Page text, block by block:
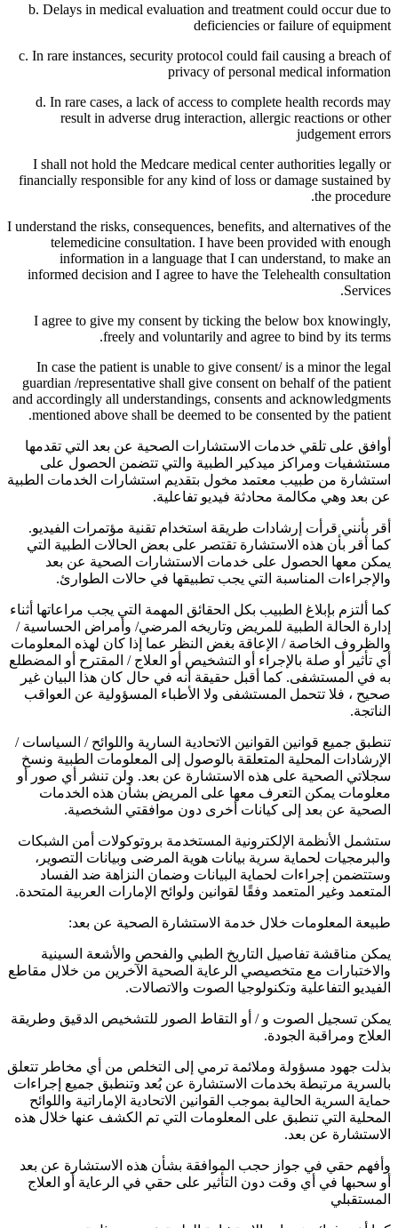
b. Delays in medical evaluation and treatment could occur due to
deficiencies or failure of equipment
c. In rare instances, security protocol could fail causing a breach of
privacy of personal medical information
d. In rare cases, a lack of access to complete health records may
result in adverse drug interaction, allergic reactions or other
judgement errors
I shall not hold the Medcare medical center authorities legally or
financially responsible for any kind of loss or damage sustained by
the procedure.
I understand the risks, consequences, benefits, and alternatives of the
telemedicine consultation. I have been provided with enough
information in a language that I can understand, to make an
informed decision and I agree to have the Telehealth consultation
Services.
I agree to give my consent by ticking the below box knowingly,
freely and voluntarily and agree to bind by its terms.
In case the patient is unable to give consent/ is a minor the legal
guardian /representative shall give consent on behalf of the patient
and accordingly all understandings, consents and acknowledgments
mentioned above shall be deemed to be consented by the patient.
أوافق على تلقي خدمات الاستشارات الصحية عن بعد التي تقدمها
مستشفيات ومراكز ميدكير الطبية والتي تتضمن الحصول على
استشارة من طبيب معتمد مخول بتقديم استشارات الخدمات الطبية
عن بعد وهي مكالمة محادثة فيديو تفاعلية.
أقر بأنني قرأت إرشادات طريقة استخدام تقنية مؤتمرات الفيديو.
كما أقر بأن هذه الاستشارة تقتصر على بعض الحالات الطبية التي
يمكن معها الحصول على خدمات الاستشارات الصحية عن بعد
والإجراءات المناسبة التي يجب تطبيقها في حالات الطوارئ.
كما ألتزم بإبلاغ الطبيب بكل الحقائق المهمة التي يجب مراعاتها أثناء
إدارة الحالة الطبية للمريض وتاريخه المرضي/ وأمراض الحساسية /
والظروف الخاصة / الإعاقة بغض النظر عما إذا كان لهذه المعلومات
أي تأثير أو صلة بالإجراء أو التشخيص أو العلاج / المقترح أو المضطلع
به في المستشفى. كما أقبل حقيقة أنه في حال كان هذا البيان غير
صحيح ، فلا تتحمل المستشفى ولا الأطباء المسؤولية عن العواقب
الناتجة.
تنطبق جميع قوانين القوانين الاتحادية السارية واللوائح / السياسات /
الإرشادات المحلية المتعلقة بالوصول إلى المعلومات الطبية ونسخ
سجلاتي الصحية على هذه الاستشارة عن بعد. ولن تنشر أي صور أو
معلومات يمكن التعرف معها على المريض بشأن هذه الخدمات
الصحية عن بعد إلى كيانات أخرى دون موافقتي الشخصية.
ستشمل الأنظمة الإلكترونية المستخدمة بروتوكولات أمن الشبكات
والبرمجيات لحماية سرية بيانات هوية المرضى وبيانات التصوير،
وستتضمن إجراءات لحماية البيانات وضمان النزاهة ضد الفساد
المتعمد وغير المتعمد وفقًا لقوانين ولوائح الإمارات العربية المتحدة.
طبيعة المعلومات خلال خدمة الاستشارة الصحية عن بعد:
يمكن مناقشة تفاصيل التاريخ الطبي والفحص والأشعة السينية
والاختبارات مع متخصيصي الرعاية الصحية الآخرين من خلال مقاطع
الفيديو التفاعلية وتكنولوجيا الصوت والاتصالات.
يمكن تسجيل الصوت و / أو التقاط الصور للتشخيص الدقيق وطريقة
العلاج ومراقبة الجودة.
بذلت جهود مسؤولة وملائمة ترمي إلى التخلص من أي مخاطر تتعلق
بالسرية مرتبطة بخدمات الاستشارة عن بُعد وتنطبق جميع إجراءات
حماية السرية الحالية بموجب القوانين الاتحادية الإماراتية واللوائح
المحلية التي تنطبق على المعلومات التي تم الكشف عنها خلال هذه
الاستشارة عن بعد.
وأفهم حقي في جواز حجب الموافقة بشأن هذه الاستشارة عن بعد
أو سحبها في أي وقت دون التأثير على حقي في الرعاية أو العلاج
المستقبلي